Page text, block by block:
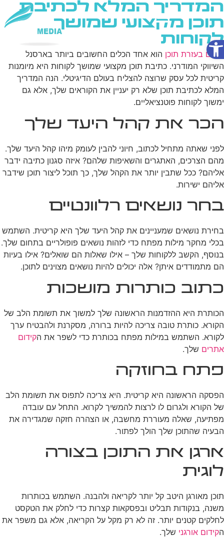
פתח סרגל נגישות
המדריך המלא לכתיבת
תוכן מקצועי שמושך
לקוחות
קידום בעזרת תוכן הוא אחד הכלים החשובים ביותר בארסנל
השיווקי המודרני. כתיבת תוכן מקצועי שמושך לקוחות היא מיומנות
קריטית לכל עסק שרוצה להצליח בעולם הדיגיטלי. הנה המדריך
המלא לכתיבת תוכן שלא רק יעניין את הקוראים שלך, אלא גם
ימשוך לקוחות פוטנציאליים.
הכר את קהל היעד שלך
לפני שאתה מתחיל לכתוב, חיוני להבין לעומק מיהו קהל היעד שלך.
מהם הצרכים, האתגרים והשאיפות שלהם? איזה סגנון כתיבה ידבר
אליהם? ככל שתבין יותר את הקהל שלך, כך תוכל ליצור תוכן שידבר
אליהם ישירות.
בחר נושאים רלוונטיים
בחירת נושאים שמעניינים את קהל היעד שלך היא קריטית. השתמש
בכלי מחקר מילות מפתח כדי לזהות נושאים פופולריים בתחום שלך.
בנוסף, הקשב ללקוחות שלך – אילו שאלות הם שואלים? אילו בעיות
הם מתמודדים איתן? אלה יכולים להיות נושאים מצוינים לתוכן.
כתוב כותרות מושכות
הכותרת היא ההזדמנות הראשונה שלך למשוך את תשומת הלב של
הקורא. כותרת טובה צריכה להיות ברורה, מסקרנת ולהבטיח ערך
לקורא. השתמש במילות מפתח בכותרת כדי לשפר את הקידום
אתרים שלך.
פתח בחוזקה
הפסקה הראשונה היא קריטית. היא צריכה לתפוס את תשומת הלב
של הקורא ולגרום לו לרצות להמשיך לקרוא. התחל עם עובדה
מפתיעה, שאלה מעוררת מחשבה, או הצהרה חזקה שמגדירה את
הבעיה שהתוכן שלך הולך לפתור.
ארגן את התוכן בצורה
לוגית
תוכן מאורגן היטב קל יותר לקריאה ולהבנה. השתמש בכותרות
משנה, בנקודות תבליט ובפסקאות קצרות כדי לחלק את הטקסט
לחלקים קטנים יותר. זה לא רק מקל על הקריאה, אלא גם משפר את
הקידום אורגני שלך.